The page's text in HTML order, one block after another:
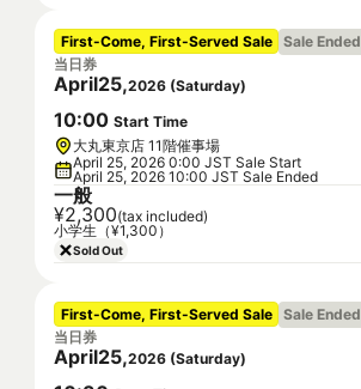
First-Come, First-Served Sale Sale Ended
当日券
April25,2026 (Saturday)
10:00 Start Time
大丸東京店 11階催事場
April 25, 2026 0:00 JST Sale Start
April 25, 2026 10:00 JST Sale Ended
一般
¥2,300(tax included)
小学生（¥1,300）
Sold Out
First-Come, First-Served Sale Sale Ended
当日券
April25,2026 (Saturday)